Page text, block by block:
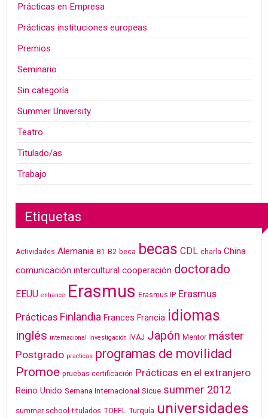
Prácticas en Empresa
Prácticas instituciones europeas
Premios
Seminario
Sin categoría
Summer University
Teatro
Titulado/as
Trabajo
Etiquetas
Actividades Alemania B1 B2 beca becas CDL charla China
comunicación intercultural cooperación doctorado
EEUU enhance Erasmus Erasmus IP Erasmus
Prácticas Finlandia Frances Francia idiomas
inglés internacional Investigación IVAJ Japón Mentor máster
Postgrado practicas programas de movilidad
Promoe pruebas certificación Prácticas en el extranjero
Reino Unido Semana Internacional Sicue summer 2012
summer school titulados TOEFL Turquía universidades